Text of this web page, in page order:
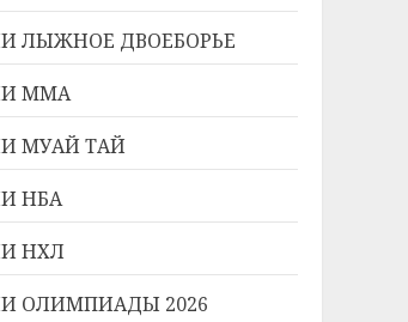
ЛЫЖНОЕ ДВОЕБОРЬЕ
ММА
МУАЙ ТАЙ
НБА
НХЛ
ОЛИМПИАДЫ 2026